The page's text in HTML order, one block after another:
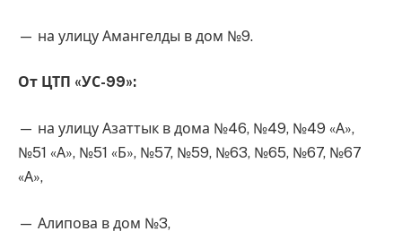
— на улицу Амангелды в дом №9.
От ЦТП «УС-99»:
— на улицу Азаттык в дома №46, №49, №49 «А»,
№51 «А», №51 «Б», №57, №59, №63, №65, №67, №67
«А»,
— Алипова в дом №3,